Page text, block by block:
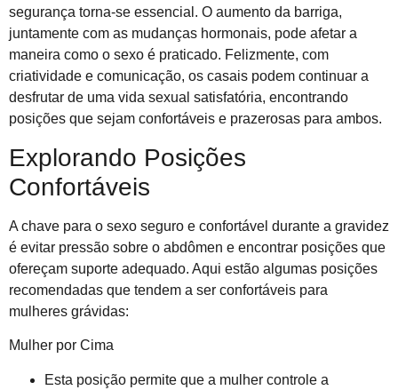
segurança torna-se essencial. O aumento da barriga,
juntamente com as mudanças hormonais, pode afetar a
maneira como o sexo é praticado. Felizmente, com
criatividade e comunicação, os casais podem continuar a
desfrutar de uma vida sexual satisfatória, encontrando
posições que sejam confortáveis e prazerosas para ambos.
Explorando Posições
Confortáveis
A chave para o sexo seguro e confortável durante a gravidez
é evitar pressão sobre o abdômen e encontrar posições que
ofereçam suporte adequado. Aqui estão algumas posições
recomendadas que tendem a ser confortáveis para
mulheres grávidas:
Mulher por Cima
Esta posição permite que a mulher controle a